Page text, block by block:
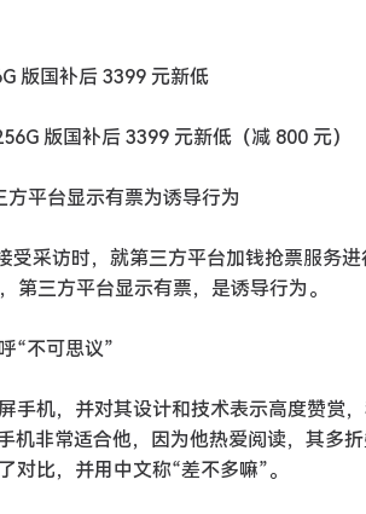
版国补后 3399 元新低
版国补后 3399 元新低（减 800 元）
平台显示有票为诱导行为
受采访时，就第三方平台加钱抢票服务
第三方平台显示有票，是诱导行为。
“不可思议”
手机，并对其设计和技术表示高度赞赏
非常适合他，因为他热爱阅读，其多
比，并用中文称“差不多嘛”。